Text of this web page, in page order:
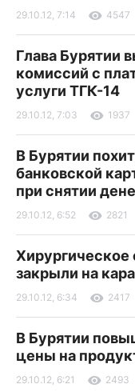
29.10.12, 7:14 4547
Глава Бурятии
комиссий с
услуги ТГК-14
29.10.12, 7:03 1937
В Бурятии
банковской
при снятии
29.10.12, 6:52 2821
закрыли на
29.10.12, 6:34 2417
В Бурятии
цены на
29.10.12, 6:21 2493